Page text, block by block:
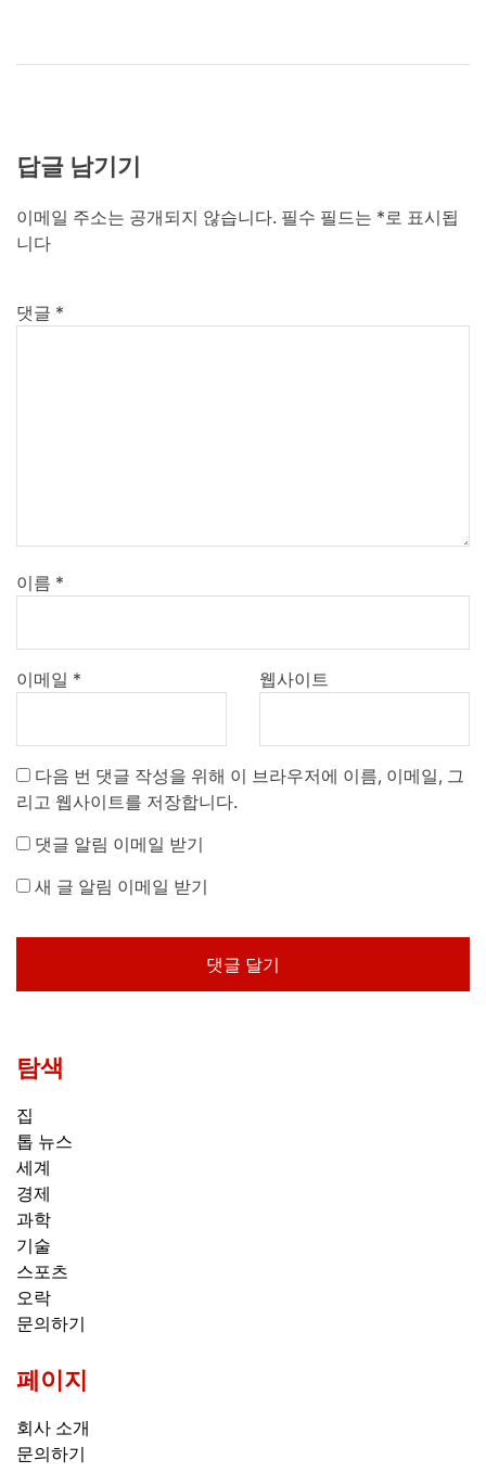
답글 남기기
이메일 주소는 공개되지 않습니다. 필수 필드는 *로 표시됩
니다
댓글 *
이름 *
이메일 * 웹사이트
다음 번 댓글 작성을 위해 이 브라우저에 이름, 이메일, 그
리고 웹사이트를 저장합니다.
댓글 알림 이메일 받기
새 글 알림 이메일 받기
탐색
집
톱 뉴스
세계
경제
과학
기술
스포츠
오락
문의하기
페이지
회사 소개
문의하기